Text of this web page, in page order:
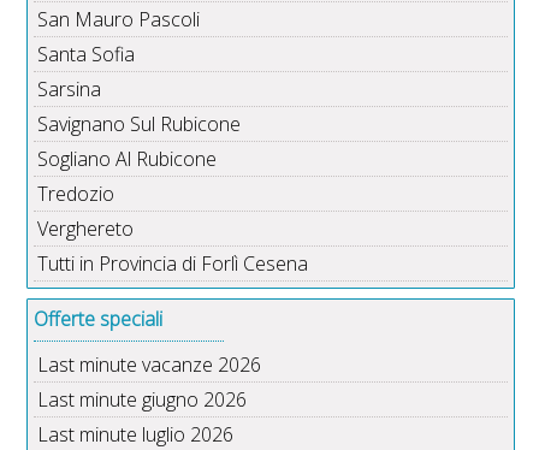
San Mauro Pascoli
Santa Sofia
Sarsina
Savignano Sul Rubicone
Sogliano Al Rubicone
Tredozio
Verghereto
Tutti in Provincia di Forlì Cesena
Offerte speciali
Last minute vacanze 2026
Last minute giugno 2026
Last minute luglio 2026